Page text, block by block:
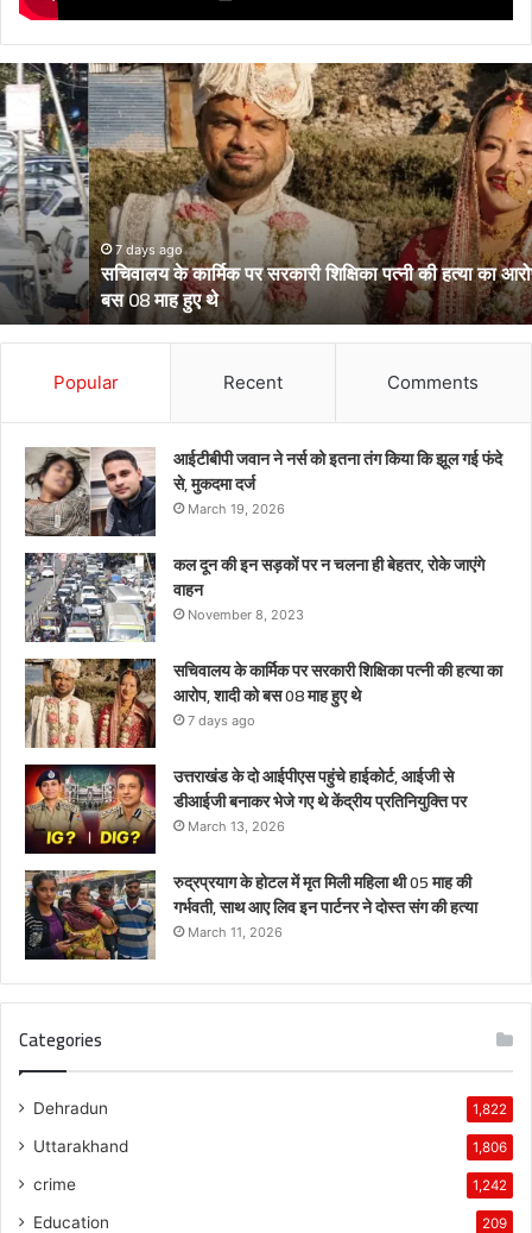
सचिवालय
के
कार्मिक
पर
सरकारी
शिक्षिका
पत्नी
की
हत्या
का
आरोप,
शादी
08
7 days ago
सचिवालय के कार्मिक पर सरकारी शिक्षिका पत्नी की हत्या का आरोप, शादी को
बस 08 माह हुए थे
Popular Recent Comments
आईटीबीपी जवान ने नर्स को इतना तंग किया कि झूल गई फंदे
से, मुकदमा दर्ज
March 19, 2026
कल दून की इन सड़कों पर न चलना ही बेहतर, रोके जाएंगे
वाहन
November 8, 2023
सचिवालय के कार्मिक पर सरकारी शिक्षिका पत्नी की हत्या का
आरोप, शादी को बस 08 माह हुए थे
7 days ago
उत्तराखंड के दो आईपीएस पहुंचे हाईकोर्ट, आईजी से
डीआईजी बनाकर भेजे गए थे केंद्रीय प्रतिनियुक्ति पर
March 13, 2026
रुद्रप्रयाग के होटल में मृत मिली महिला थी 05 माह की
गर्भवती, साथ आए लिव इन पार्टनर ने दोस्त संग की हत्या
March 11, 2026
Categories
Dehradun 1,822
Uttarakhand 1,806
crime 1,242
Education 209